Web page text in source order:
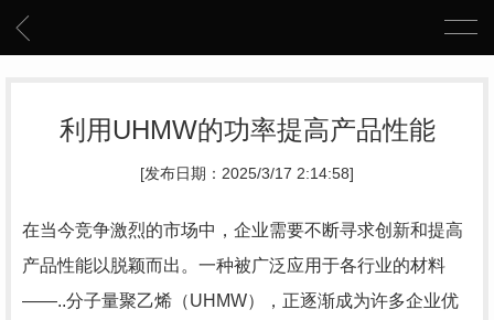
利用UHMW的功率提高产品性能
[发布日期：2025/3/17 2:14:58]
在当今竞争激烈的市场中，企业需要不断寻求创新和提高
产品性能以脱颖而出。一种被广泛应用于各行业的材料
——..分子量聚乙烯（UHMW），正逐渐成为许多企业优